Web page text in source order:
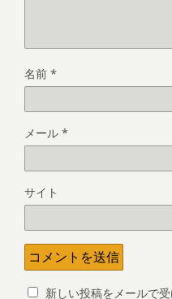
名前 *
メール *
サイト
新しい投稿をメールで